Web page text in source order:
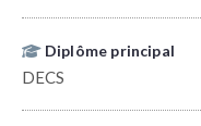
Diplôme principal
DECS